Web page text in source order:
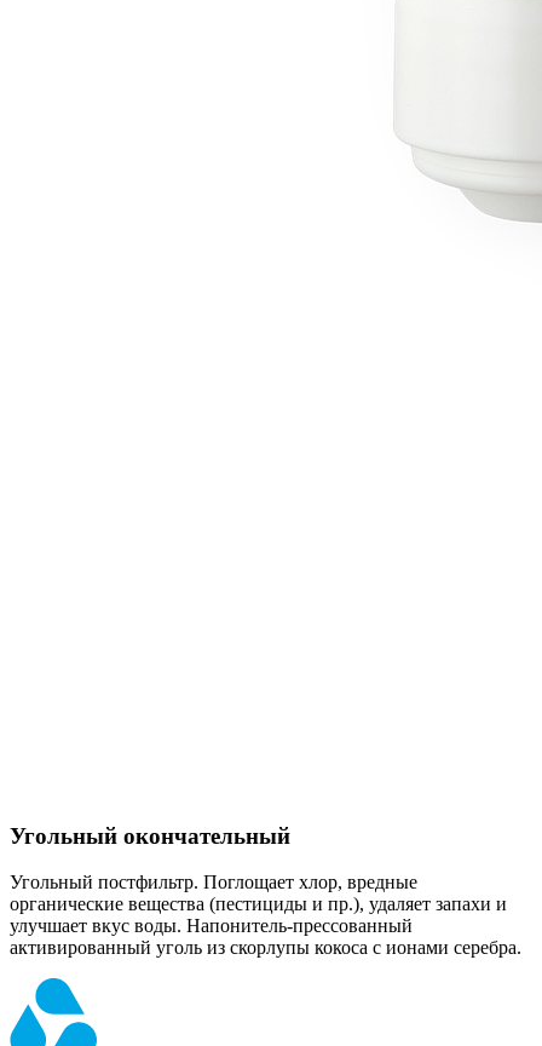
Угольный окончательный
Угольный постфильтр. Поглощает хлор, вредные
органические вещества (пестициды и пр.), удаляет запахи и
улучшает вкус воды. Напонитель-прессованный
активированный уголь из скорлупы кокоса с ионами серебра.